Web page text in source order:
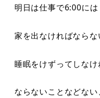
明日は仕事で6:00には
家を出なければならな
睡眠をけずってしなけ
ならないことなどない